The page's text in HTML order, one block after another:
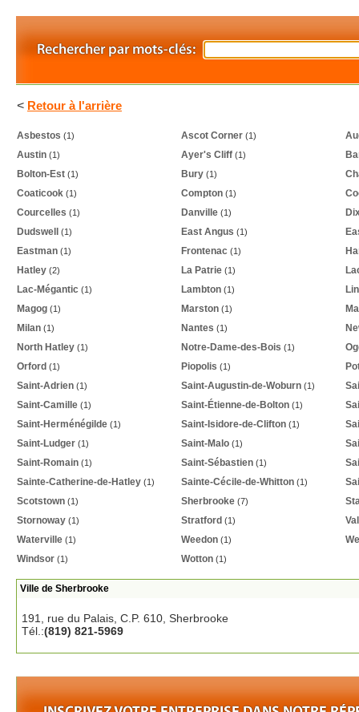
< Retour à l'arrière
Asbestos (1) Ascot Corner (1)
Austin (1) Ayer's Cliff (1)
Bolton-Est (1) Bury (1)
Coaticook (1) Compton (1)
Courcelles (1) Danville (1)
Dudswell
(1) East Angus (1)
Eastman (1) Frontenac (1)
Hatley (2) La Patrie (1)
Lac-Mégantic (1) Lambton (1)
Magog (1) Marston (1)
Milan (1) Nantes (1)
North Hatley (1) Notre-Dame-des-Bois (1)
Orford (1) Piopolis (1)
Saint-Adrien (1) Saint-Augustin-de-Woburn (1)
Saint-Camille (1) Saint-Étienne-de-Bolton (1)
Saint-Herménégilde (1) Saint-Isidore-de-Clifton (1)
Saint-Ludger (1) Saint-Malo (1)
Saint-Romain (1) Saint-Sébastien (1)
Sainte-Catherine-de-Hatley (1) Sainte-Cécile-de-Whitton (1)
Scotstown (1) Sherbrooke (7)
Stornoway (1) Stratford (1)
Waterville (1) Weedon (1)
Windsor (1) Wotton (1)
Ville de Sherbrooke
191, rue du Palais, C.P. 610, Sherbrooke
Tél.:(819) 821-5969